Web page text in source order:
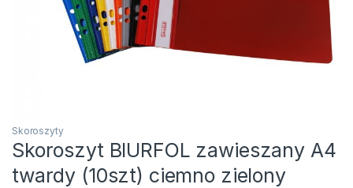
Skoroszyty
Skoroszyt BIURFOL zawieszany A4
twardy (10szt) ciemno zielony